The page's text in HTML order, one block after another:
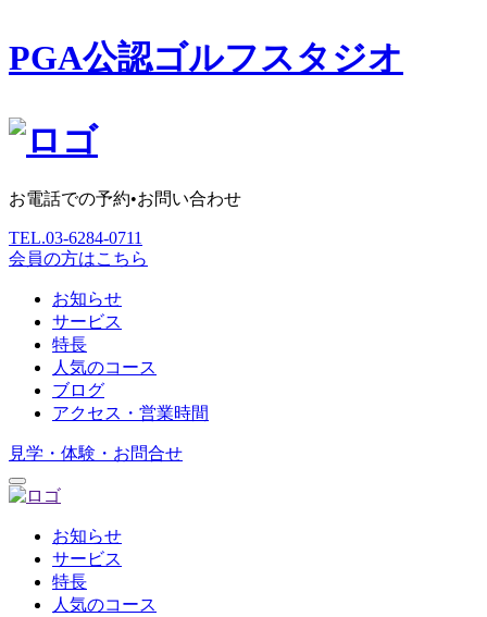
PGA公認ゴルフスタジオ
お電話での予約•お問い合わせ
TEL.03-6284-0711
会員の方はこちら
お知らせ
サービス
特長
人気のコース
ブログ
アクセス・営業時間
見学・体験・お問合せ
お知らせ
サービス
特長
人気のコース